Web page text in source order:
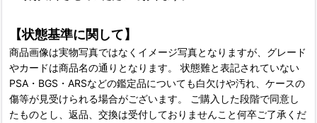
【状態基準に関して】
商品画像は実物写真ではなくイメージ写真となりますが、グレード
やカードは商品名の通りとなります。 状態難と表記されていない
PSA・BGS・ARSなどの鑑定品についても白欠けや汚れ、ケースの
傷等が見受けられる場合がございます。 ご購入した段階で同意し
たものとし、返品、交換は受付しておりませんこと何卒ご了承くだ